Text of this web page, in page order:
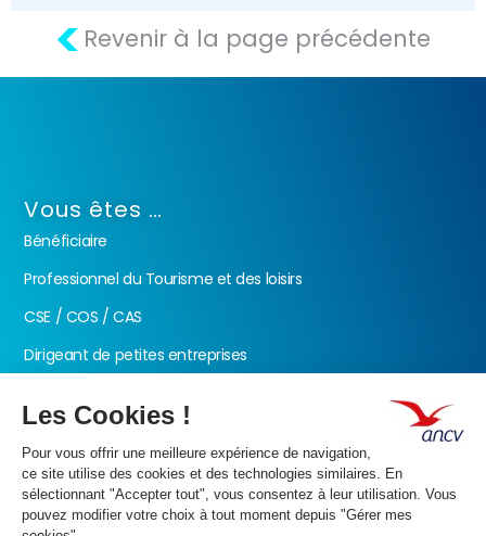
< Revenir à la page précédente
Vous êtes …
Bénéficiaire
Professionnel du Tourisme et des loisirs
CSE / COS / CAS
Dirigeant de petites entreprises
Nos produits
Les Chèques-Vacances
Présentation de l’ANCV
Nos valeurs